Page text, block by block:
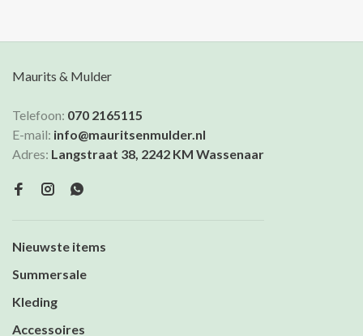
Maurits & Mulder
Telefoon: 070 2165115
E-mail: info@mauritsenmulder.nl
Adres: Langstraat 38, 2242 KM Wassenaar
Nieuwste items
Summersale
Kleding
Accessoires